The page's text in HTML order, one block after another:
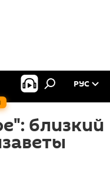
РУС
близкий